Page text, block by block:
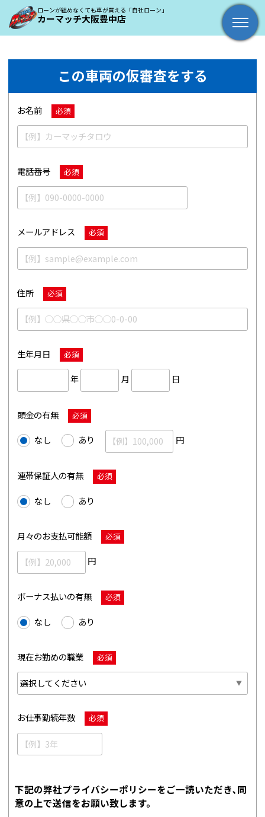
ローンが組めなくても車が買える「自社ローン」
カーマッチ大阪豊中店
この車両の仮審査をする
お名前 必須
電話番号 必須
メールアドレス 必須
住所 必須
生年月日 必須
年 月 日
頭金の有無 必須
なし あり 円
連帯保証人の有無 必須
なし あり
月々のお支払可能額 必須
円
ボーナス払いの有無 必須
なし あり
現在お勤めの職業 必須
お仕事勤続年数 必須
下記の弊社プライバシーポリシーをご一読いただき､同
意の上で送信をお願い致します。